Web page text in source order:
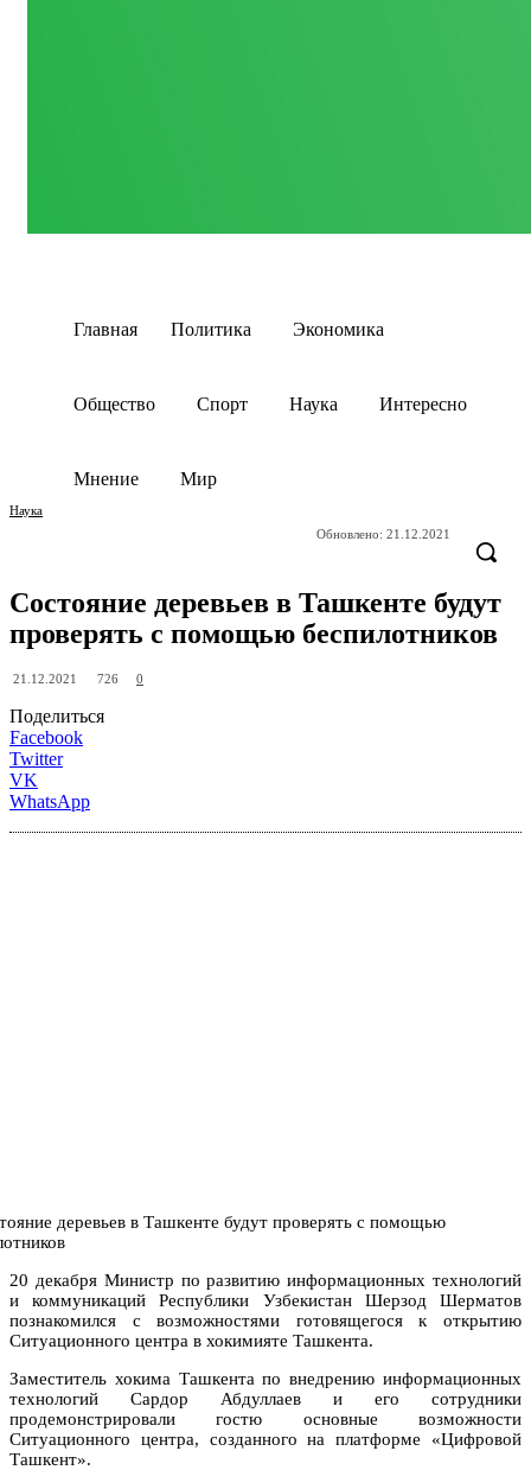
Главная Политика Экономика
Общество Спорт Наука Интересно
Мнение Мир
Наука
Обновлено: 21.12.2021
Состояние деревьев в Ташкенте будут
проверять с помощью беспилотников
21.12.2021 726 0
Поделиться
Facebook
Twitter
VK
WhatsApp
20 декабря Министр по развитию информационных технологий
и коммуникаций Республики Узбекистан Шерзод Шерматов
познакомился с возможностями готовящегося к открытию
Ситуационного центра в хокимияте Ташкента.
Заместитель хокима Ташкента по внедрению информационных
технологий Сардор Абдуллаев и его сотрудники
продемонстрировали гостю основные возможности
Ситуационного центра, созданного на платформе «Цифровой
Ташкент».